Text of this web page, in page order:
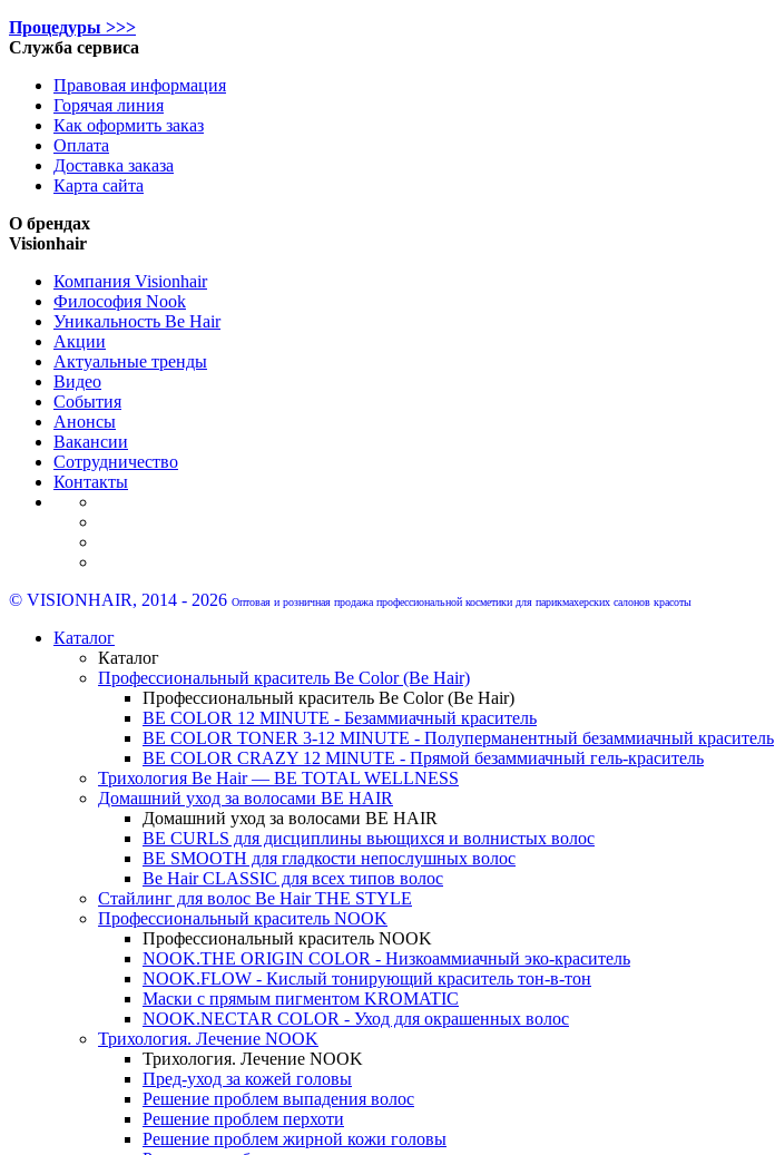
Процедуры >>>
Служба сервиса
Правовая информация
Горячая линия
Как оформить заказ
Оплата
Доставка заказа
Карта сайта
О брендах
Visionhair
Компания Visionhair
Философия Nook
Уникальность Be Hair
Акции
Актуальные тренды
Видео
События
Анонсы
Вакансии
Сотрудничество
Контакты
© VISIONHAIR, 2014 - 2026 Оптовая и розничная продажа профессиональной косметики для парикмахерских салонов красоты
Каталог
Каталог
Профессиональный краситель Be Color (Be Hair)
Профессиональный краситель Be Color (Be Hair)
BE COLOR 12 MINUTE - Безаммиачный краситель
BE COLOR TONER 3-12 MINUTE - Полуперманентный безаммиачный краситель
BE COLOR CRAZY 12 MINUTE - Прямой безаммиачный гель-краситель
Трихология Be Hair — BE TOTAL WELLNESS
Домашний уход за волосами BE HAIR
Домашний уход за волосами BE HAIR
BE CURLS для дисциплины вьющихся и волнистых волос
BE SMOOTH для гладкости непослушных волос
Be Hair CLASSIC для всех типов волос
Стайлинг для волос Be Hair THE STYLE
Профессиональный краситель NOOK
Профессиональный краситель NOOK
NOOK.THE ORIGIN COLOR - Низкоаммиачный эко-краситель
NOOK.FLOW - Кислый тонирующий краситель тон-в-тон
Маски с прямым пигментом KROMATIC
NOOK.NECTAR COLOR - Уход для окрашенных волос
Трихология. Лечение NOOK
Трихология. Лечение NOOK
Пред-уход за кожей головы
Решение проблем выпадения волос
Решение проблем перхоти
Решение проблем жирной кожи головы